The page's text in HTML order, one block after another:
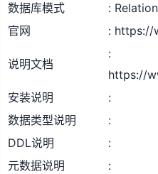
数据库模式
官网
https://
说明文档
https://
安装说明
数据类型说明
DDL说明
元数据说明